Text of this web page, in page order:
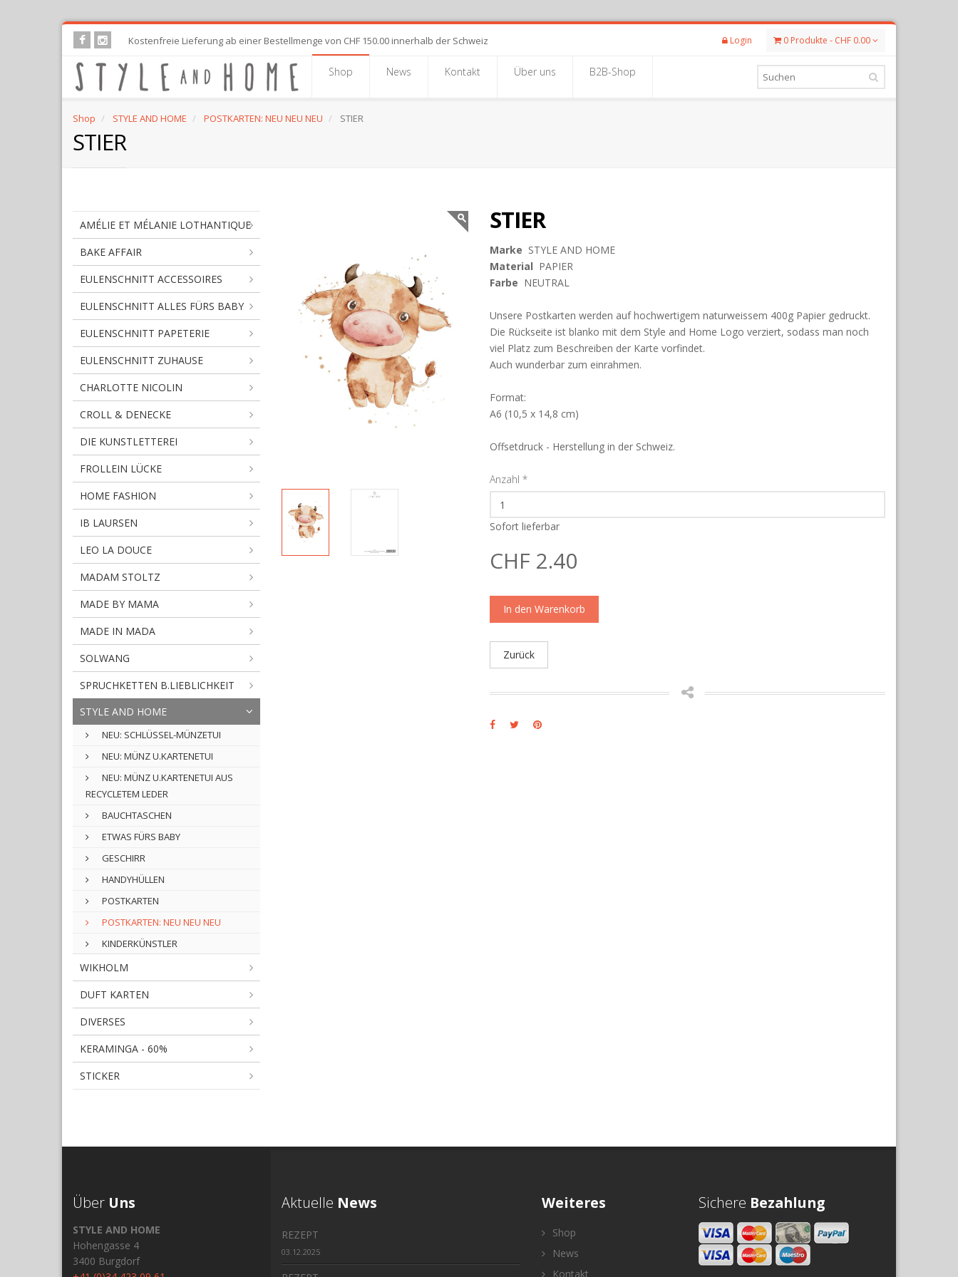
Skip
main
content
Kostenfreie Lieferung ab einer Bestellmenge von CHF 150.00 innerhalb der Schweiz Login 0 Produkte - CHF 0.00
Shop News Kontakt Über uns B2B-Shop
Shop STYLE AND HOME POSTKARTEN: NEU NEU NEU STIER
STIER
AMÉLIE ET MÉLANIE LOTHANTIQUE
BAKE AFFAIR
EULENSCHNITT ACCESSOIRES
EULENSCHNITT ALLES FÜRS BABY
EULENSCHNITT PAPETERIE
EULENSCHNITT ZUHAUSE
CHARLOTTE NICOLIN
CROLL & DENECKE
DIE KUNSTLETTEREI
FROLLEIN LÜCKE
HOME FASHION
IB LAURSEN
LEO LA DOUCE
MADAM STOLTZ
MADE BY MAMA
MADE IN MADA
SOLWANG
SPRUCHKETTEN B.LIEBLICHKEIT
STYLE AND HOME
NEU: SCHLÜSSEL-MÜNZETUI
NEU: MÜNZ U.KARTENETUI
NEU: MÜNZ U.KARTENETUI AUS
RECYCLETEM LEDER
BAUCHTASCHEN
ETWAS FÜRS BABY
GESCHIRR
HANDYHÜLLEN
POSTKARTEN
POSTKARTEN: NEU NEU NEU
KINDERKÜNSTLER
WIKHOLM
DUFT KARTEN
DIVERSES
KERAMINGA - 60%
STICKER
STIER
Marke STYLE AND HOME
Material PAPIER
Farbe NEUTRAL
Unsere Postkarten werden auf hochwertigem naturweissem 400g Papier gedruckt.
Die Rückseite ist blanko mit dem Style and Home Logo verziert, sodass man noch
viel Platz zum Beschreiben der Karte vorfindet.
Auch wunderbar zum einrahmen.
Format:
A6 (10,5 x 14,8 cm)
Offsetdruck - Herstellung in der Schweiz.
Anzahl *
Sofort lieferbar
CHF 2.40
In den Warenkorb
Zurück
Über Uns
STYLE AND HOME
Hohengasse 4
3400 Burgdorf
Aktuelle News
REZEPT
03.12.2025
Weiteres
Shop
News
Kontakt
Sichere Bezahlung